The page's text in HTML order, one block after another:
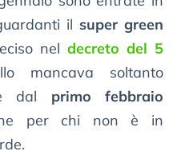
il super green
nel decreto del 5
mancava soltanto
dal primo febbraio
per chi non è in